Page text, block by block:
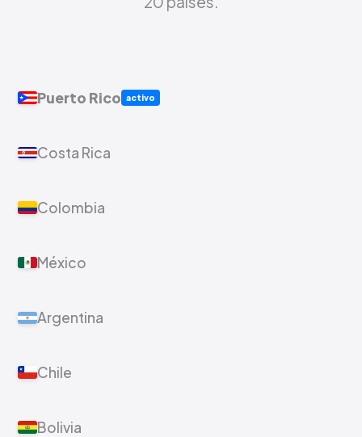
Puerto Rico activo
Costa Rica
Colombia
México
Argentina
Chile
Bolivia